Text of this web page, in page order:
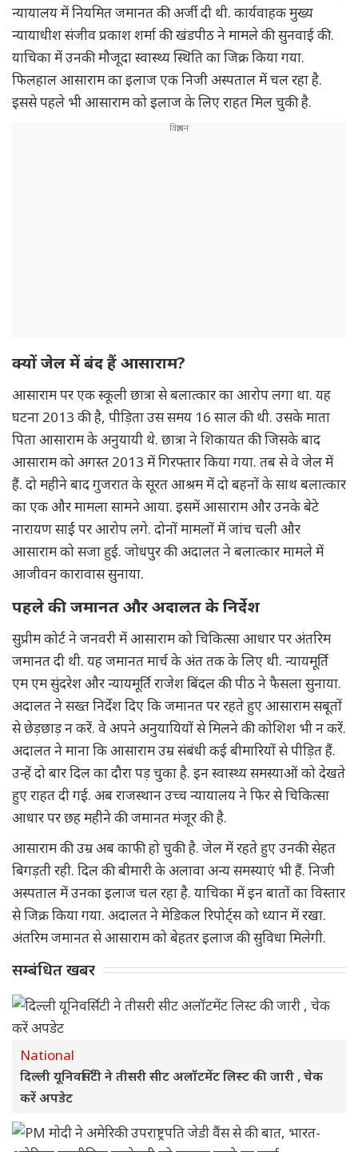
न्यायालय में नियमित जमानत की अर्जी दी थी. कार्यवाहक मुख्य
न्यायाधीश संजीव प्रकाश शर्मा की खंडपीठ ने मामले की सुनवाई की.
याचिका में उनकी मौजूदा स्वास्थ्य स्थिति का जिक्र किया गया.
फिलहाल आसाराम का इलाज एक निजी अस्पताल में चल रहा है.
इससे पहले भी आसाराम को इलाज के लिए राहत मिल चुकी है.
क्यों जेल में बंद हैं आसाराम?
आसाराम पर एक स्कूली छात्रा से बलात्कार का आरोप लगा था. यह
घटना 2013 की है, पीड़िता उस समय 16 साल की थी. उसके माता
पिता आसाराम के अनुयायी थे. छात्रा ने शिकायत की जिसके बाद
आसाराम को अगस्त 2013 में गिरफ्तार किया गया. तब से वे जेल में
हैं. दो महीने बाद गुजरात के सूरत आश्रम में दो बहनों के साथ बलात्कार
का एक और मामला सामने आया. इसमें आसाराम और उनके बेटे
नारायण साईं पर आरोप लगे. दोनों मामलों में जांच चली और
आसाराम को सजा हुई. जोधपुर की अदालत ने बलात्कार मामले में
आजीवन कारावास सुनाया.
पहले की जमानत और अदालत के निर्देश
सुप्रीम कोर्ट ने जनवरी में आसाराम को चिकित्सा आधार पर अंतरिम
जमानत दी थी. यह जमानत मार्च के अंत तक के लिए थी. न्यायमूर्ति
एम एम सुंदरेश और न्यायमूर्ति राजेश बिंदल की पीठ ने फैसला सुनाया.
अदालत ने सख्त निर्देश दिए कि जमानत पर रहते हुए आसाराम सबूतों
से छेड़छाड़ न करें. वे अपने अनुयायियों से मिलने की कोशिश भी न करें.
अदालत ने माना कि आसाराम उम्र संबंधी कई बीमारियों से पीड़ित हैं.
उन्हें दो बार दिल का दौरा पड़ चुका है. इन स्वास्थ्य समस्याओं को देखते
हुए राहत दी गई. अब राजस्थान उच्च न्यायालय ने फिर से चिकित्सा
आधार पर छह महीने की जमानत मंजूर की है.
आसाराम की उम्र अब काफी हो चुकी है. जेल में रहते हुए उनकी सेहत
बिगड़ती रही. दिल की बीमारी के अलावा अन्य समस्याएं भी हैं. निजी
अस्पताल में उनका इलाज चल रहा है. याचिका में इन बातों का विस्तार
से जिक्र किया गया. अदालत ने मेडिकल रिपोर्ट्स को ध्यान में रखा.
अंतरिम जमानत से आसाराम को बेहतर इलाज की सुविधा मिलेगी.
सम्बंधित खबर
National
दिल्ली यूनिवर्सिटी ने तीसरी सीट अलॉटमेंट लिस्ट की जारी , चेक
करें अपडेट